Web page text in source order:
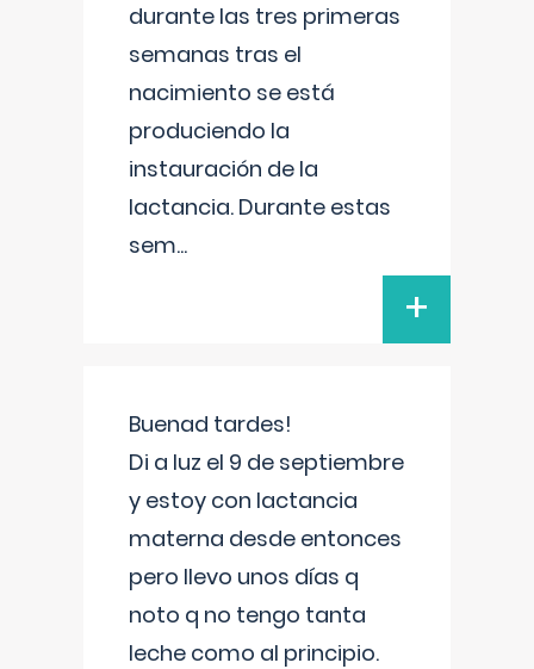
durante las tres primeras
semanas tras el
nacimiento se está
produciendo la
instauración de la
lactancia. Durante estas
sem...
+
Buenad tardes!
Di a luz el 9 de septiembre
y estoy con lactancia
materna desde entonces
pero llevo unos días q
noto q no tengo tanta
leche como al principio.